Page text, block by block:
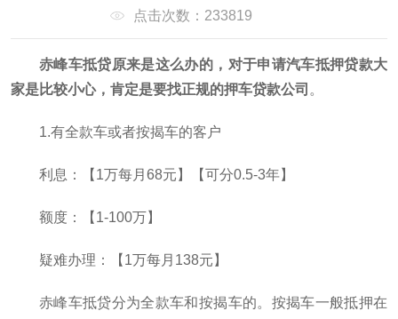
点击次数：233819
赤峰车抵贷原来是这么办的，对于申请汽车抵押贷款大
家是比较小心，肯定是要找正规的押车贷款公司 。
1.有全款车或者按揭车的客户
利息：【1万每月68元】【可分0.5-3年】
额度：【1-100万】
疑难办理：【1万每月138元】
赤峰车抵贷分为全款车和按揭车的。按揭车一般抵押在